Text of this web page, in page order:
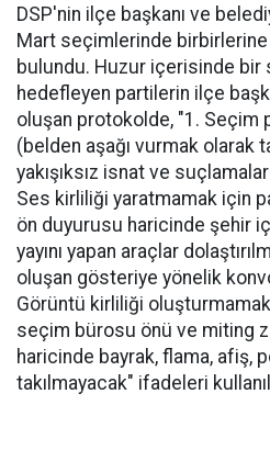
DSP'nin ilçe başkanı ve
Mart seçimlerinde birbirlerine
bulundu. Huzur içerisinde
hedefleyen partilerin ilçe
oluşan protokolde, "1. Seçim
(belden aşağı vurmak olarak
yakışıksız isnat ve
Ses kirliliği yaratmamak için
ön duyurusu haricinde şehir
yayını yapan araçlar
oluşan gösteriye yönelik
Görüntü kirliliği
seçim bürosu önü ve miting
haricinde bayrak, flama, afiş,
takılmayacak" ifadeleri